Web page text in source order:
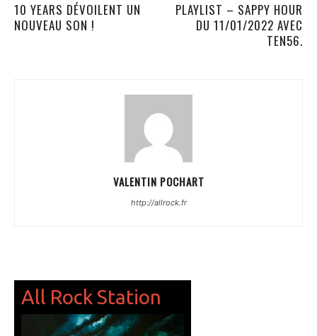
10 YEARS DÉVOILENT UN
NOUVEAU SON !
PLAYLIST – SAPPY HOUR
DU 11/01/2022 AVEC
TEN56.
VALENTIN POCHART
http://allrock.fr